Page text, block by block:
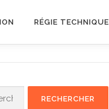
RÉGIE TECHNIQUE